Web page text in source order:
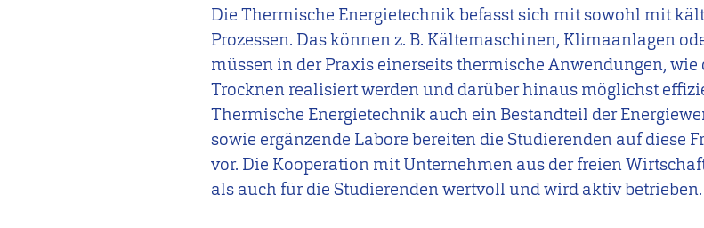
Die Thermische Energietechnik befasst sich mit sowohl mit
Prozessen. Das können z. B. Kältemaschinen, Klimaanlagen
müssen in der Praxis einerseits thermische Anwendungen,
Trocknen realisiert werden und darüber hinaus möglichst
Thermische Energietechnik auch ein Bestandteil der
sowie ergänzende Labore bereiten die Studierenden auf diese
vor. Die Kooperation mit Unternehmen aus der freien
als auch für die Studierenden wertvoll und wird aktiv betrieben.